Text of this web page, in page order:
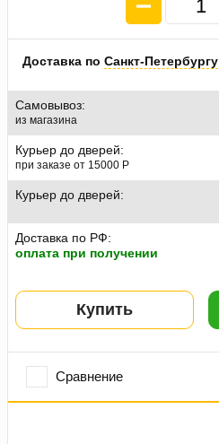
Доставка по Санкт-Петербургу
Самовывоз:
из магазина
Курьер до дверей:
при заказе от 15000 P
Курьер до дверей:
Доставка по РФ:
оплата при получении
Купить
Сравнение